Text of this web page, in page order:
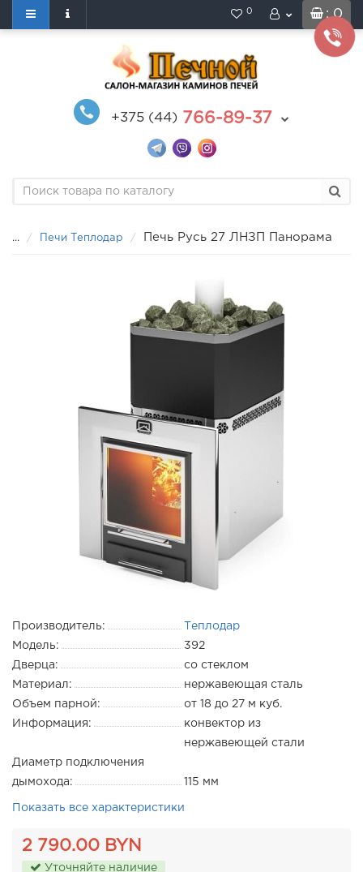
: 0
0
+375 (44) 766-89-37
... Печи Теплодар Печь Русь 27 ЛНЗП Панорама
Производитель:
Теплодар
Модель:
392
Дверца:
со стеклом
Материал:
нержавеющая сталь
Объем парной:
от 18 до 27 м куб.
Информация:
конвектор из
нержавеющей стали
Диаметр подключения
дымохода:
115 мм
Показать все характеристики
2 790.00 BYN
Уточняйте наличие